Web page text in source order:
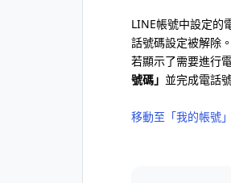
LINE帳號中設定的
話號碼設定被解除。
若顯示了需要進行
號碼」 並完成電話
移動至「我的帳號